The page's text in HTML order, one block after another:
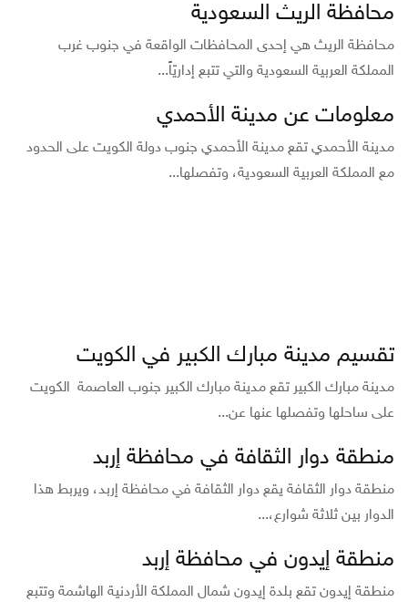
محافظة الريث السعودية
محافظة الريث هي إحدى المحافظات الواقعة في جنوب غرب
المملكة العربية السعودية والتي تتبع إداريّاً...
معلومات عن مدينة الأحمدي
مدينة الأحمدي تقع مدينة الأحمدي جنوب دولة الكويت على الحدود
مع المملكة العربية السعودية، وتفصلها...
تقسيم مدينة مبارك الكبير في الكويت
مدينة مبارك الكبير تقع مدينة مبارك الكبير جنوب العاصمة الكويت
على ساحلها وتفصلها عنها عن...
منطقة دوار الثقافة في محافظة إربد
منطقة دوار الثقافة يقع دوار الثقافة في محافظة إربد، ويربط هذا
الدوار بين ثلاثة شوارع،...
منطقة إيدون في محافظة إربد
منطقة إيدون تقع بلدة إيدون شمال المملكة الأردنية الهاشمة وتتبع